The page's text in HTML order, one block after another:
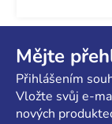
Mějte
Přihlášením
Vložte svůj e-
nových